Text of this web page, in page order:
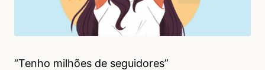
“Tenho milhões de seguidores”